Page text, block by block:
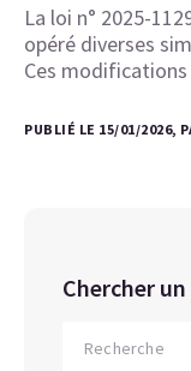
La loi n° 2025-
opéré diverses
Ces
PUBLIÉ LE 15/01/2026,
Chercher